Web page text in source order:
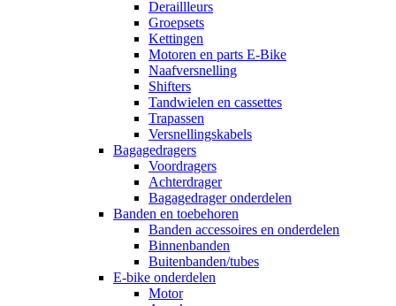
Deraillleurs
Groepsets
Kettingen
Motoren en parts E-Bike
Naafversnelling
Shifters
Tandwielen en cassettes
Trapassen
Versnellingskabels
Bagagedragers
Voordragers
Achterdrager
Bagagedrager onderdelen
Banden en toebehoren
Banden accessoires en onderdelen
Binnenbanden
Buitenbanden/tubes
E-bike onderdelen
Motor